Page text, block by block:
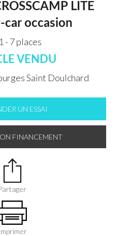
LITE
car occasion
- 7 places
VENDU
Saint Doulchard
UN ESSAI
FINANCEMENT